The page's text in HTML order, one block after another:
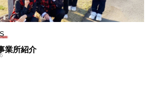
業所紹介